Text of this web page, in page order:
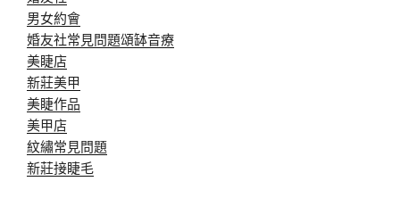
男女約會
婚友社常見問題頌缽音療
美睫店
新莊美甲
美睫作品
美甲店
紋繡常見問題
新莊接睫毛